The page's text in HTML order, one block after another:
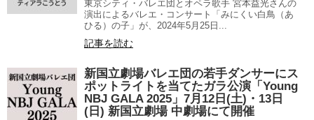
東京シティ・バレエ団とオペラ歌手 宮本益光さんの
演出によるバレエ・コンサート「みにくい白鳥（あ
ひる）の子」が、2024年5月25日...
記事を読む
新国立劇場バレエ団の若手ダンサーにス
ポットライトを当てたガラ公演「Young
NBJ GALA 2025」7月12日(土)・13日
(日) 新国立劇場 中劇場にて開催